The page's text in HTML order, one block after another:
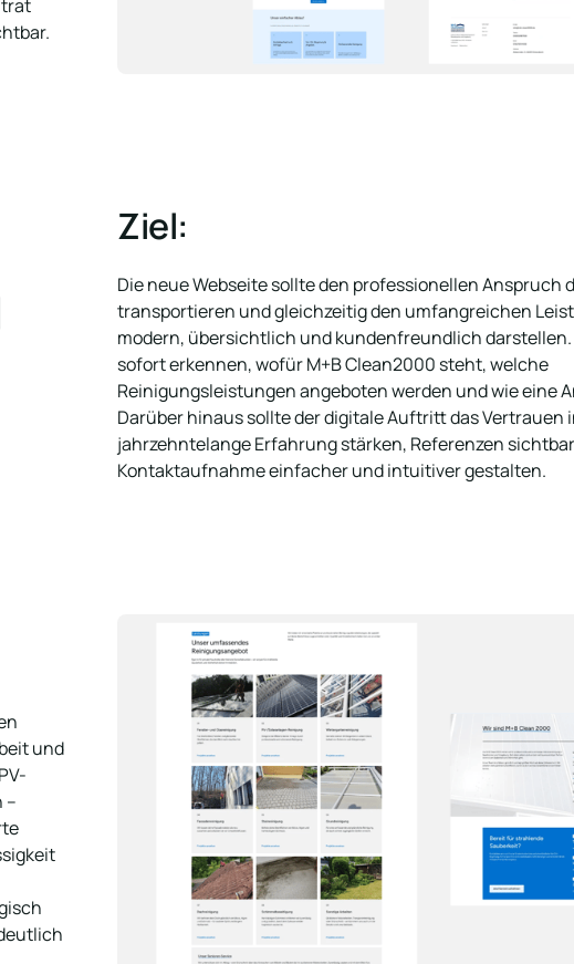
trat
Ziel:
Die neue Webseite sollte den professionellen Anspruch
transportieren und gleichzeitig den umfangreichen
modern, übersichtlich und kundenfreundlich
sofort erkennen, wofür M+B Clean2000 steht, welche
Reinigungsleistungen angeboten werden und wie eine
Darüber hinaus sollte der digitale Auftritt das Vertrauen
jahrzehntelange Erfahrung stärken, Referenzen
Kontaktaufnahme einfacher und intuitiver gestalten.
und
–